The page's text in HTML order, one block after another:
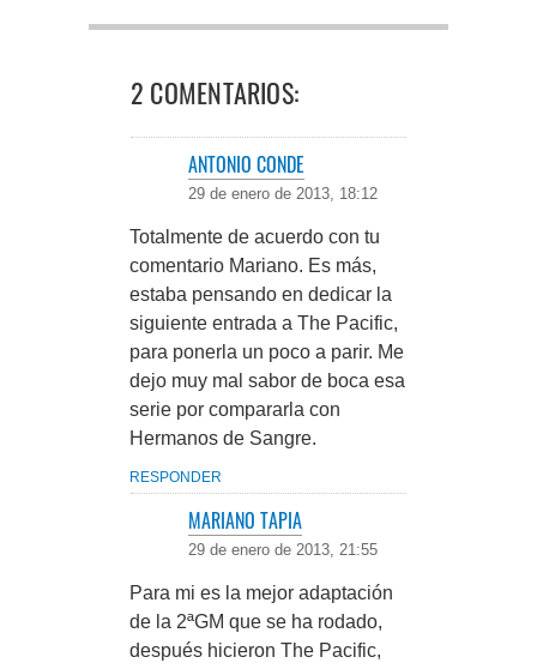
2 COMENTARIOS:
ANTONIO CONDE
29 de enero de 2013, 18:12
Totalmente de acuerdo con tu
comentario Mariano. Es más,
estaba pensando en dedicar la
siguiente entrada a The Pacific,
para ponerla un poco a parir. Me
dejo muy mal sabor de boca esa
serie por compararla con
Hermanos de Sangre.
RESPONDER
MARIANO TAPIA
29 de enero de 2013, 21:55
Para mi es la mejor adaptación
de la 2ªGM que se ha rodado,
después hicieron The Pacific,